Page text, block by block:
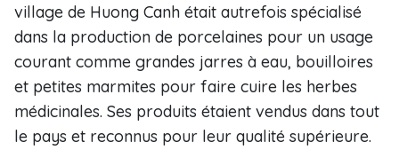
village de Huong Canh était autrefois spécialisé
dans la production de porcelaines pour un usage
courant comme grandes jarres à eau, bouilloires
et petites marmites pour faire cuire les herbes
médicinales. Ses produits étaient vendus dans tout
le pays et reconnus pour leur qualité supérieure.